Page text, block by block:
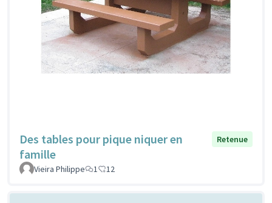
Des tables pour pique niquer en
famille
Retenue
Vieira Philippe 1 12